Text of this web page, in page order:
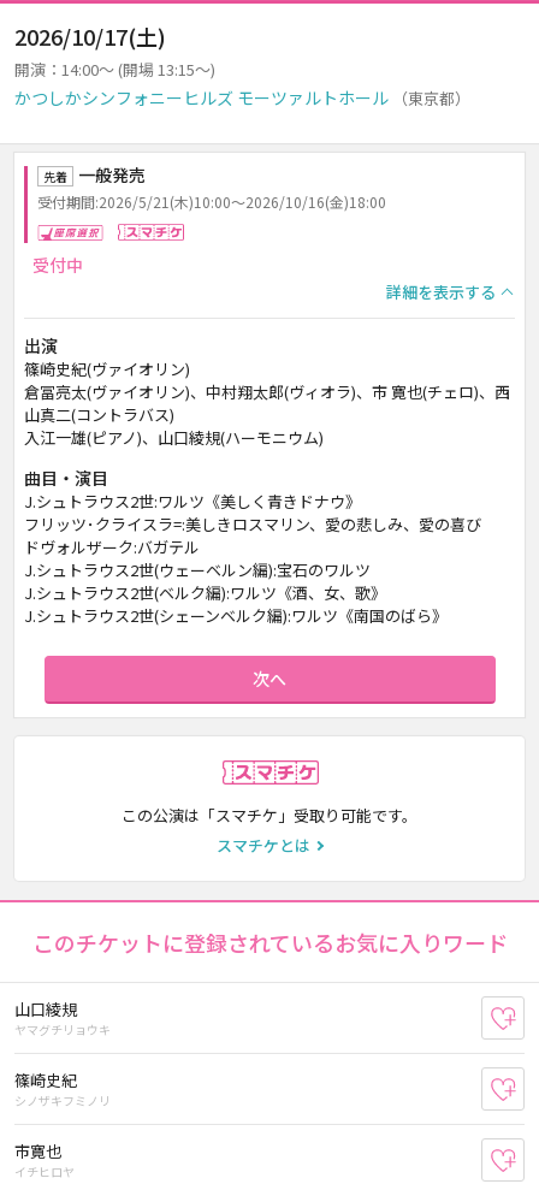
2026/10/17(土)
開演：14:00～ (開場 13:15～)
かつしかシンフォニーヒルズ モーツァルトホール （東京都）
先着 一般発売
受付期間:2026/5/21(木)10:00～2026/10/16(金)18:00
座席選択
受付中
詳細を表示する
出演
篠崎史紀(ヴァイオリン)
倉冨亮太(ヴァイオリン)、中村翔太郎(ヴィオラ)、市 寛也(チェロ)、西
山真二(コントラバス)
入江一雄(ピアノ)、山口綾規(ハーモニウム)
曲目・演目
J.シュトラウス2世:ワルツ《美しく青きドナウ》
フリッツ･クライスラ=:美しきロスマリン、愛の悲しみ、愛の喜び
ドヴォルザーク:バガテル
J.シュトラウス2世(ウェーベルン編):宝石のワルツ
J.シュトラウス2世(ベルク編):ワルツ《酒、女、歌》
J.シュトラウス2世(シェーンベルク編):ワルツ《南国のばら》
次へ
この公演は「スマチケ」受取り可能です。
スマチケとは
このチケットに登録されているお気に入りワード
山口綾規
ヤマグチリョウキ
篠崎史紀
シノザキフミノリ
市寛也
イチヒロヤ